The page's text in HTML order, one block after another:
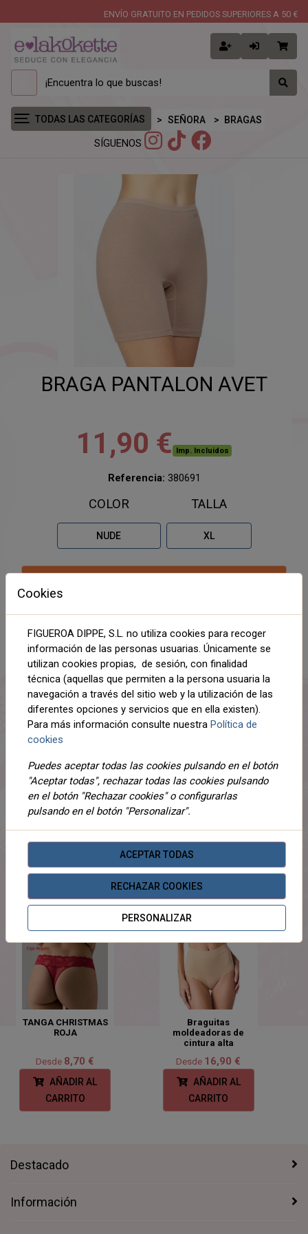
ENVÍO GRATUITO EN PEDIDOS SUPERIORES A 50 €
TODAS LAS CATEGORÍAS SEÑORA BRAGAS
SÍGUENOS
BRAGA PANTALON AVET
11,90 € Imp. Incluidos
Referencia: 380691
COLOR
NUDE
TALLA
XL
DESCRIPCIÓN
ADJUNTOS
OPINIONES
¡Este producto no tiene descripción!
PRODUCTOSRELACIONADOS
TANGA CHRISTMAS
ROJA
Desde 8,70 €
AÑADIR AL
CARRITO
Braguitas
moldeadoras de
cintura alta
Desde 16,90 €
AÑADIR AL
CARRITO
Destacado
Información
Cookies
FIGUEROA DIPPE, S.L. no utiliza cookies para recoger
información de las personas usuarias. Únicamente se
utilizan cookies propias, de sesión, con finalidad
técnica (aquellas que permiten a la persona usuaria la
navegación a través del sitio web y la utilización de las
diferentes opciones y servicios que en ella existen).
Para más información consulte nuestra Política de
cookies
Puedes aceptar todas las cookies pulsando en el botón
"Aceptar todas", rechazar todas las cookies pulsando
en el botón "Rechazar cookies" o configurarlas
pulsando en el botón "Personalizar".
ACEPTAR TODAS
RECHAZAR COOKIES
PERSONALIZAR